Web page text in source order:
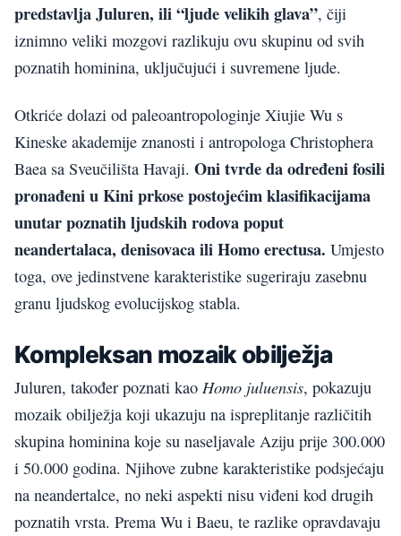
predstavlja Juluren, ili “ljude velikih glava”, čiji
iznimno veliki mozgovi razlikuju ovu skupinu od svih
poznatih hominina, uključujući i suvremene ljude.
Otkriće dolazi od paleoantropologinje Xiujie Wu s
Kineske akademije znanosti i antropologa Christophera
Baea sa Sveučilišta Havaji. Oni tvrde da određeni fosili
pronađeni u Kini prkose postojećim klasifikacijama
unutar poznatih ljudskih rodova poput
neandertalaca, denisovaca ili Homo erectusa. Umjesto
toga, ove jedinstvene karakteristike sugeriraju zasebnu
granu ljudskog evolucijskog stabla.
Kompleksan mozaik obilježja
Juluren, također poznati kao Homo juluensis, pokazuju
mozaik obilježja koji ukazuju na ispreplitanje različitih
skupina hominina koje su naseljavale Aziju prije 300.000
i 50.000 godina. Njihove zubne karakteristike podsjećaju
na neandertalce, no neki aspekti nisu viđeni kod drugih
poznatih vrsta. Prema Wu i Baeu, te razlike opravdavaju